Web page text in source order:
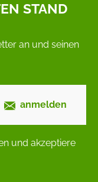
STAND
an und seinen
anmelden
und akzeptiere